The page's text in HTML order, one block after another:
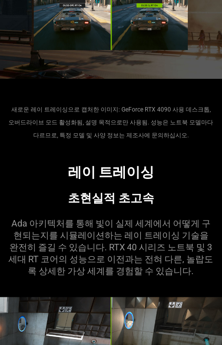
새로운 레이 트레이싱으로 캡처한 이미지: GeForce RTX 4090 사용 데스크톱,
오버드라이브 모드 활성화됨, 설명 목적으로만 사용됨. 성능은 노트북 모델마다
다르므로, 특정 모델 및 사양 정보는 제조사에 문의하십시오.
레이 트레이싱
초현실적 초고속
Ada 아키텍처를 통해 빛이 실제 세계에서 어떻게 구
현되는지를 시뮬레이션하는 레이 트레이싱 기술을
완전히 즐길 수 있습니다. RTX 40 시리즈 노트북 및 3
세대 RT 코어의 성능으로 이전과는 전혀 다른, 놀랍도
록 상세한 가상 세계를 경험할 수 있습니다.